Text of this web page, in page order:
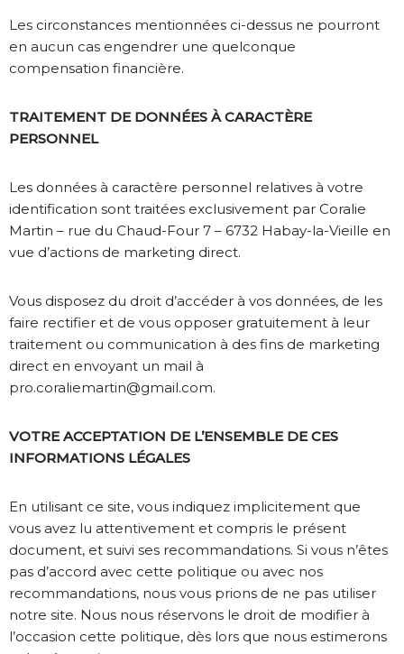
Les circonstances mentionnées ci-dessus ne pourront
en aucun cas engendrer une quelconque
compensation financière.
TRAITEMENT DE DONNÉES À CARACTÈRE
PERSONNEL
Les données à caractère personnel relatives à votre
identification sont traitées exclusivement par Coralie
Martin – rue du Chaud-Four 7 – 6732 Habay-la-Vieille en
vue d’actions de marketing direct.
Vous disposez du droit d’accéder à vos données, de les
faire rectifier et de vous opposer gratuitement à leur
traitement ou communication à des fins de marketing
direct en envoyant un mail à
pro.coraliemartin@gmail.com.
VOTRE ACCEPTATION DE L’ENSEMBLE DE CES
INFORMATIONS LÉGALES
En utilisant ce site, vous indiquez implicitement que
vous avez lu attentivement et compris le présent
document, et suivi ses recommandations. Si vous n’êtes
pas d’accord avec cette politique ou avec nos
recommandations, nous vous prions de ne pas utiliser
notre site. Nous nous réservons le droit de modifier à
l’occasion cette politique, dès lors que nous estimerons